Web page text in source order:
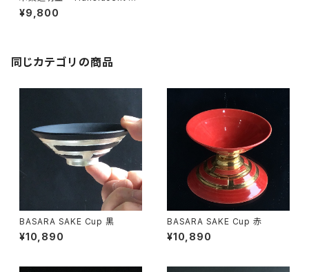
KE Cup with a Leaf
¥9,800
同じカテゴリの商品
BASARA SAKE Cup 黒
¥10,890
BASARA SAKE Cup 赤
¥10,890